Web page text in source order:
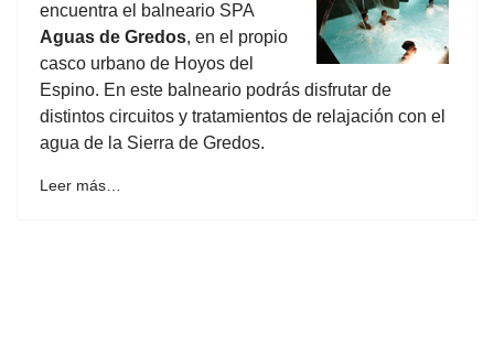
encuentra el balneario SPA
Aguas de Gredos, en el propio
casco urbano de Hoyos del
Espino. En este balneario podrás disfrutar de
distintos circuitos y tratamientos de relajación con el
agua de la Sierra de Gredos.
Leer más…